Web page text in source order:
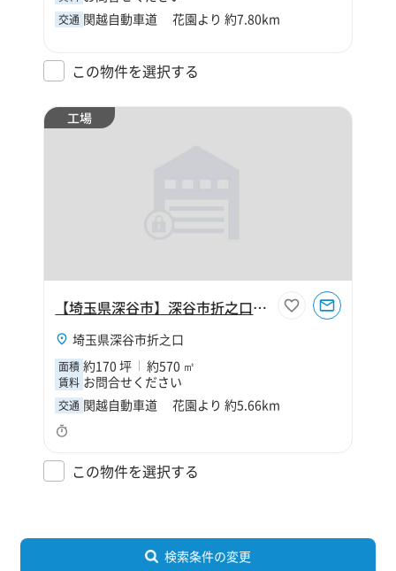
交通 関越自動車道 花園より 約7.80km
この物件を選択する
工場
【埼玉県深谷市】深谷市折之口170坪工場
埼玉県深谷市折之口
面積 約170 坪 約570 ㎡
賃料 お問合せください
交通 関越自動車道 花園より 約5.66km
この物件を選択する
検索条件の変更